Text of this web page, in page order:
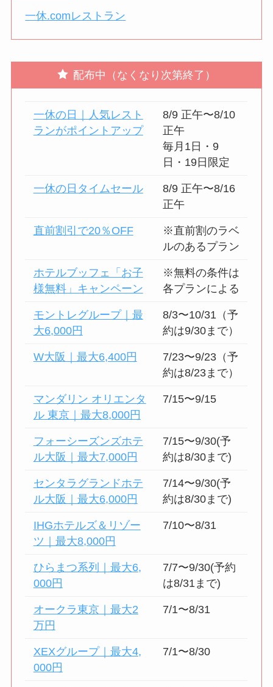
一休.comレストラン
配布中（なくなり次第終了）
一休の日｜人気レスト
ランがポイントアップ
8/9 正午〜8/10
正午
毎月1日・9
日・19日限定
一休の日タイムセール
8/9 正午〜8/16
正午
直前割引で20％OFF
※直前割のラベ
ルのあるプラン
ホテルブッフェ「お子
様無料」キャンペーン
※無料の条件は
各プランによる
モントレグループ｜最
大6,000円
8/3〜10/31（予
約は9/30まで）
W大阪｜最大6,400円
7/23〜9/23（予
約は8/23まで）
マンダリン オリエンタ
ル 東京｜最大8,000円
7/15〜9/15
フォーシーズンズホテ
ル大阪｜最大7,000円
7/15〜9/30(予
約は8/30まで)
センタラグランドホテ
ル大阪｜最大6,000円
7/14〜9/30(予
約は8/30まで)
IHGホテルズ＆リゾー
ツ｜最大8,000円
7/10〜8/31
ひらまつ系列｜最大6,
000円
7/7〜9/30(予約
は8/31まで)
オークラ東京｜最大2
万円
7/1〜8/31
XEXグループ｜最大4,
000円
7/1〜8/30